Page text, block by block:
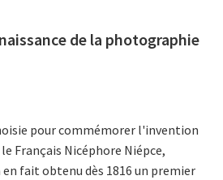
de la photographie
pour commémorer l'invention
Français Nicéphore Niépce,
fait obtenu dès 1816 un premier